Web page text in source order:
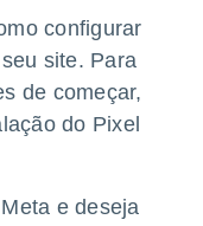
configurar
site. Para
de começar,
do Pixel
e deseja